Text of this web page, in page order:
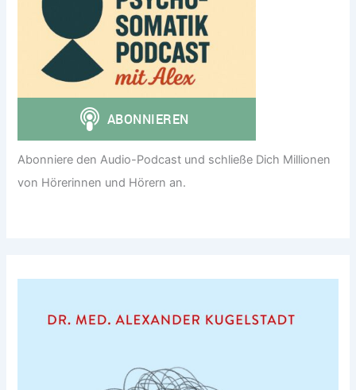
Abonniere den Audio-Podcast und schließe Dich Millionen
von Hörerinnen und Hörern an.